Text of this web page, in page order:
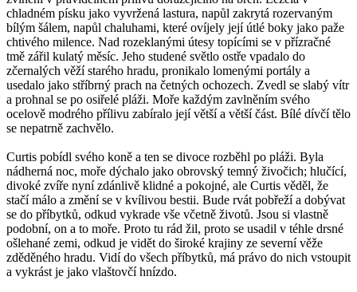
chladném písku jako vyvržená lastura, napůl zakrytá rozervaným
bílým šálem, napůl chaluhami, které ovíjely její útlé boky jako paže
chtivého milence. Nad rozeklanými útesy topícími se v přízračné
tmě zářil kulatý měsíc. Jeho studené světlo ostře vpadalo do
zčernalých věží starého hradu, pronikalo lomenými portály a
usedalo jako stříbrný prach na četných ochozech. Zvedl se slabý vítr
a prohnal se po osiřelé pláži. Moře každým zavlněním svého
ocelově modrého přílivu zabíralo její větší a větší část. Bílé dívčí tělo
se nepatrně zachvělo.
Curtis pobídl svého koně a ten se divoce rozběhl po pláži. Byla
nádherná noc, moře dýchalo jako obrovský temný živočich; hlučící,
divoké zvíře nyní zdánlivě klidné a pokojné, ale Curtis věděl, že
stačí málo a změní se v kvílivou bestii. Bude rvát pobřeží a dobývat
se do příbytků, odkud vykrade vše včetně životů. Jsou si vlastně
podobní, on a to moře. Proto tu rád žil, proto se usadil v téhle drsné
ošlehané zemi, odkud je vidět do široké krajiny ze severní věže
zděděného hradu. Vidí do všech příbytků, má právo do nich vstoupit
a vykrást je jako vlaštovčí hnízdo.